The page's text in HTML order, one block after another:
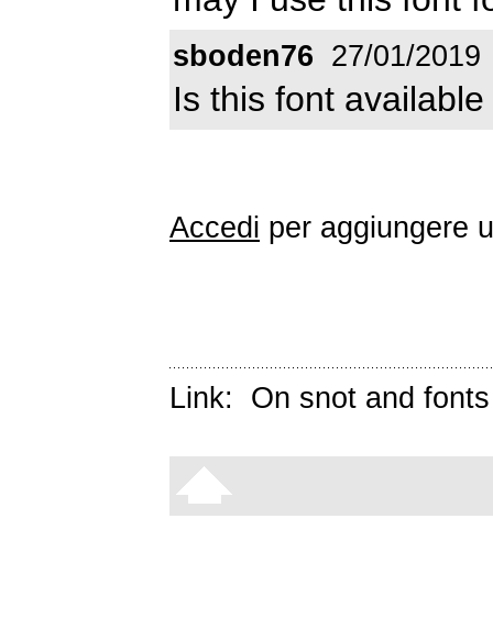
sboden76 27/01/2019
Is this font
Accedi per aggiungere
Link: On snot and fonts